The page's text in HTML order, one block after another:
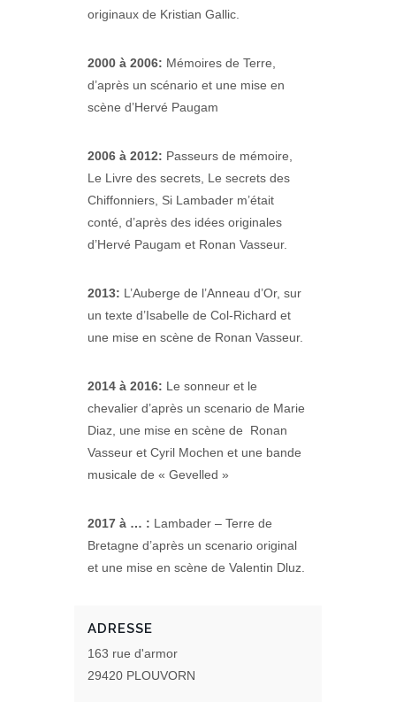
originaux de Kristian Gallic.
2000 à 2006: Mémoires de Terre,
d’après un scénario et une mise en
scène d’Hervé Paugam
2006 à 2012: Passeurs de mémoire,
Le Livre des secrets, Le secrets des
Chiffonniers, Si Lambader m’était
conté, d’après des idées originales
d’Hervé Paugam et Ronan Vasseur.
2013: L’Auberge de l’Anneau d’Or, sur
un texte d’Isabelle de Col-Richard et
une mise en scène de Ronan Vasseur.
2014 à 2016: Le sonneur et le
chevalier d’après un scenario de Marie
Diaz, une mise en scène de Ronan
Vasseur et Cyril Mochen et une bande
musicale de « Gevelled »
2017 à … : Lambader – Terre de
Bretagne d’après un scenario original
et une mise en scène de Valentin Dluz.
ADRESSE
163 rue d'armor
29420 PLOUVORN